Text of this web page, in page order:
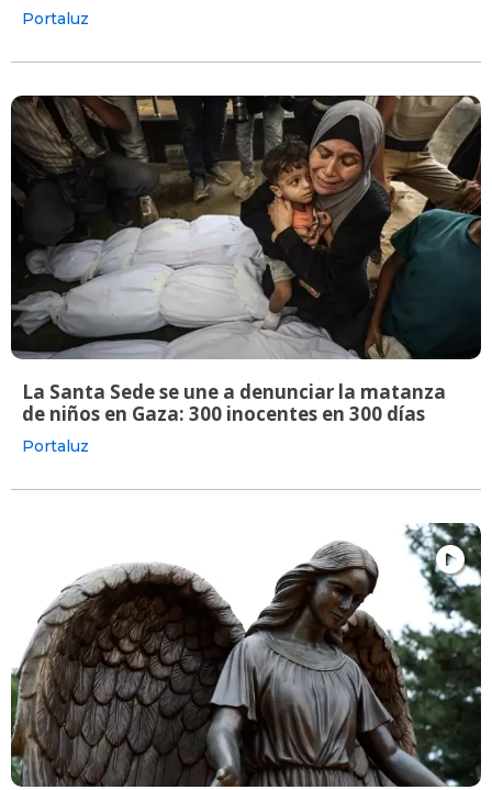
Portaluz
La Santa Sede se une a denunciar la matanza
de niños en Gaza: 300 inocentes en 300 días
Portaluz